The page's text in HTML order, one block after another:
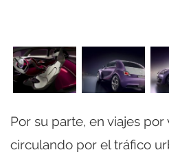
Por su parte, en viajes por
circulando por el tráfico